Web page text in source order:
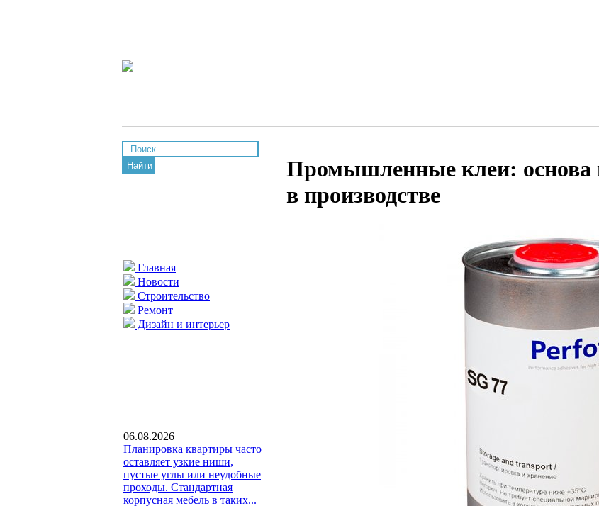
Найти
Главная
Новости
Строительство
Ремонт
Дизайн и интерьер
06.08.2026
Планировка квартиры часто
оставляет узкие ниши,
пустые углы или неудобные
проходы. Стандартная
корпусная мебель в таких...
Промышленные клеи: основа
в производстве